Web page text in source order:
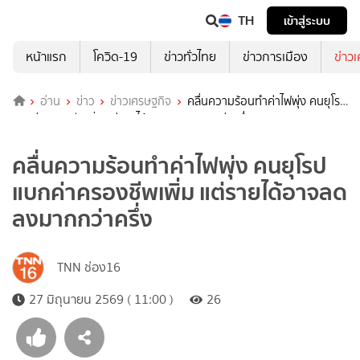
TH
เข้าสู่ระบบ
หน้าแรก
โควิด-19 ข่าวทั่วไทย ข่าวการเมือง ข่าว
อ่าน ข่าว ข่าวเศรษฐกิจ
คลื่นความร้อนทำค่าไฟพุ่ง คนยุโรป
แบกค่าครองชีพเพิ่ม แต่รายได้อาจลดลงมากกว่าครึ่ง
คลื่นความร้อนทำค่าไฟพุ่ง คนยุโรป
แบกค่าครองชีพเพิ่ม แต่รายได้อาจลด
ลงมากกว่าครึ่ง
TNN ช่อง16
27 มิถุนายน 2569 ( 11:00 )
26